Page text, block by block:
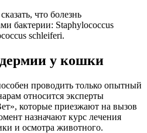
что болезнь
бактерии: Staphylococcus
schleiferi.
у кошки
проводить только опытный
относится эксперты
которые приезжают на вызов
назначают курс лечения
и осмотра животного.